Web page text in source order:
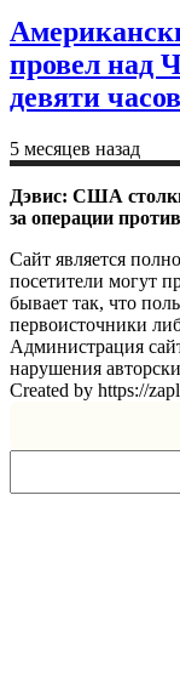
провел над
девяти часов
5 месяцев назад
Дэвис: США
за операции
Сайт является
посетители могут
бывает так, что
первоисточники
Администрация
нарушения
Created by https://